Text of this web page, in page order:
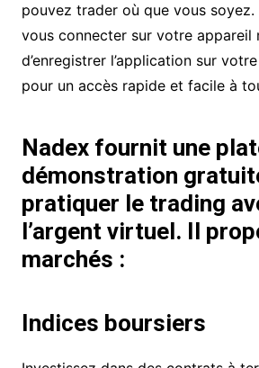
pouvez trader où que vous
vous connecter sur votre appareil
d’enregistrer l’application sur
pour un accès rapide et facile à
Nadex fournit une
démonstration
pratiquer le trading
l’argent virtuel. Il
marchés :
Indices boursiers